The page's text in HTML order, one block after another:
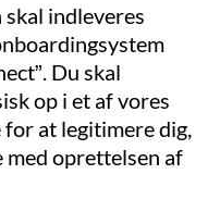
indleveres
Du skal
op i et af vores
at legitimere dig,
med oprettelsen af